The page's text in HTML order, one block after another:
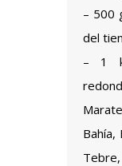
– 500
del
– 1
Bahía,